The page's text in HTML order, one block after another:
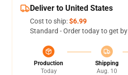
Deliver to United States
Cost to ship:$6.99
Standard - Order today to get by
Production
Today
Shipping
Aug. 10